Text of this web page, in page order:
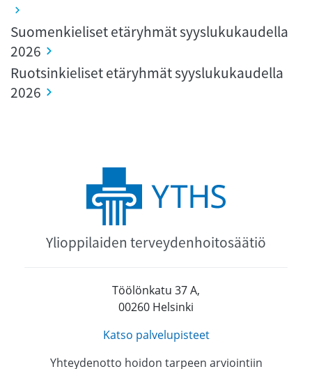
Suomenkieliset etäryhmät syyslukukaudella
2026
Ruotsinkieliset etäryhmät syyslukukaudella
2026
Ylioppilaiden terveydenhoitosäätiö
Töölönkatu 37 A,
00260 Helsinki
Katso palvelupisteet
Yhteydenotto hoidon tarpeen arviointiin